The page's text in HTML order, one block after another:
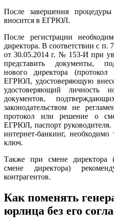
После завершения
вносится в ЕГРЮЛ.
После регистрации
директора. В соответствии с п.
от 30.05.2014 г. № 153-И при
представить документы,
нового директора
ЕГРЮЛ, удостоверяющую
удостоверяющий личность
документов,
законодательством не
протокол или решение о
ЕГРЮЛ, паспорт руководителя.
интернет-банкинг,
ключ.
Также при смене директора
смене директора)
контрагентов.
Как поменять
юрлица без его